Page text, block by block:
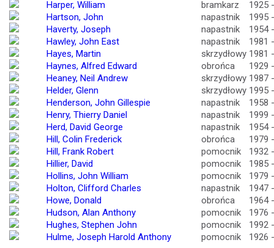
Harper, William
bramkarz
1925
Hartson, John
napastnik
1995
Haverty, Joseph
napastnik
1954
Hawley, John East
napastnik
1981
Hayes, Martin
skrzydłowy 1981
Haynes, Alfred Edward
obrońca
1929
Heaney, Neil Andrew
skrzydłowy 1987
Helder, Glenn
skrzydłowy 1995
Henderson, John Gillespie
napastnik
1958
Henry, Thierry Daniel
napastnik
1999
Herd, David George
napastnik
1954
Hill, Colin Frederick
obrońca
1979
Hill, Frank Robert
pomocnik
1932
Hillier, David
pomocnik
1985
Hollins, John William
pomocnik
1979
Holton, Clifford Charles
napastnik
1947
Howe, Donald
obrońca
1964
Hudson, Alan Anthony
pomocnik
1976
Hughes, Stephen John
pomocnik
1992
Hulme, Joseph Harold Anthony
pomocnik 1926